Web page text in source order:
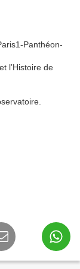
Panthéon-
l’Histoire de